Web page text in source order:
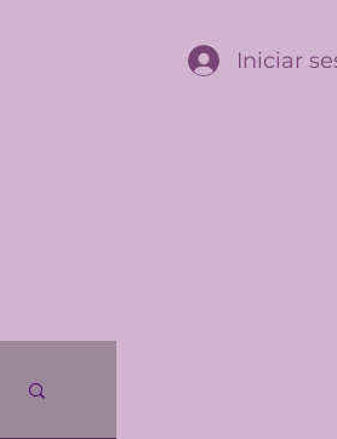
Iniciar